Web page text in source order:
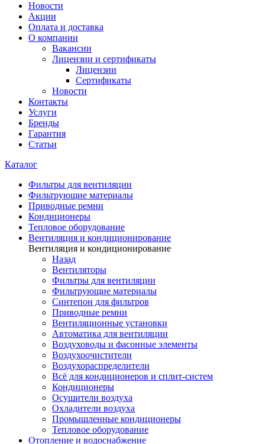
Новости
Акции
Оплата и доставка
О компании
Вакансии
Лицензии и сертификаты
Лицензии
Сертификаты
Новости
Контакты
Услуги
Бренды
Гарантия
Статьи
Каталог
Фильтры для вентиляции
Фильтрующие материалы
Приводные ремни
Кондиционеры
Тепловое оборудование
Вентиляция и кондиционирование
Вентиляция и кондиционирование
Назад
Вентиляторы
Фильтры для вентиляции
Фильтрующие материалы
Синтепон для фильтров
Приводные ремни
Вентиляционные установки
Автоматика для вентиляции
Воздуховоды и фасонные элементы
Воздухоочистители
Воздухораспределители
Всё для кондиционеров и сплит-систем
Кондиционеры
Осушители воздуха
Охладители воздуха
Промышленные кондиционеры
Тепловое оборудование
Отопление и водоснабжение